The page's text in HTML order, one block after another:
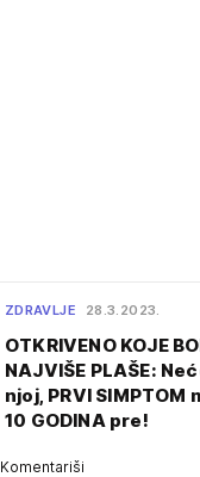
ZDRAVLJE 28.3.2023.
OTKRIVENO KOJE
NAJVIŠE PLAŠE:
njoj, PRVI SIMPTOM
10 GODINA pre!
Komentariši